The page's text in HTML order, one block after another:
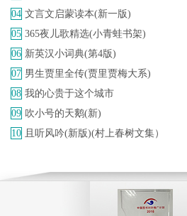
04 文言文启蒙读本(新一版)
05 365夜儿歌精选(小青蛙书架)
06 新英汉小词典(第4版)
07 男生贾里全传(贾里贾梅大系)
08 我的心贵于这个城市
09 吹小号的天鹅(新)
10 且听风吟(新版)(村上春树文集）